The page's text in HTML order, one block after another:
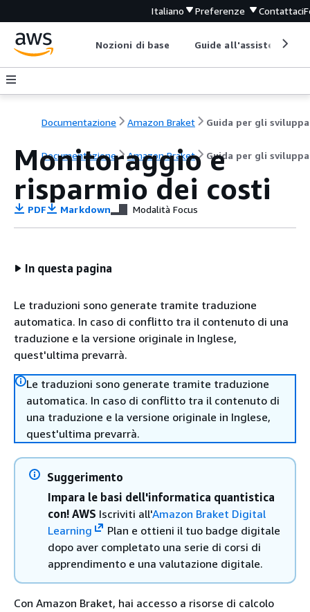
Italiano Preferenze Contattaci
Nozioni di base Guide all'assistenza
Documentazione Amazon Braket
Documentazione Amazon Braket Guida per gli
Monitoraggio e
risparmio dei costi
PDF Markdown Modalità Focus
In questa pagina
Le traduzioni sono generate tramite traduzione
automatica. In caso di conflitto tra il contenuto di una
traduzione e la versione originale in Inglese,
quest'ultima prevarrà.
Le traduzioni sono generate tramite traduzione
automatica. In caso di conflitto tra il contenuto di
una traduzione e la versione originale in Inglese,
quest'ultima prevarrà.
Suggerimento
Impara le basi dell'informatica quantistica
con! AWS Iscriviti all'Amazon Braket Digital
Learning
Plan e ottieni il tuo badge digitale
dopo aver completato una serie di corsi di
apprendimento e una valutazione digitale.
Con Amazon Braket, hai accesso a risorse di calcolo